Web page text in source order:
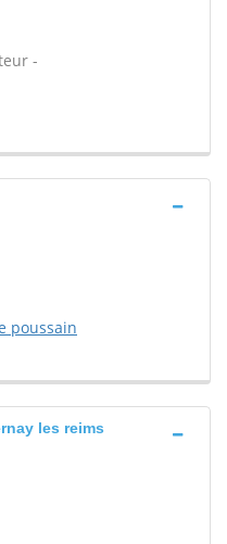
-
poussain
les reims